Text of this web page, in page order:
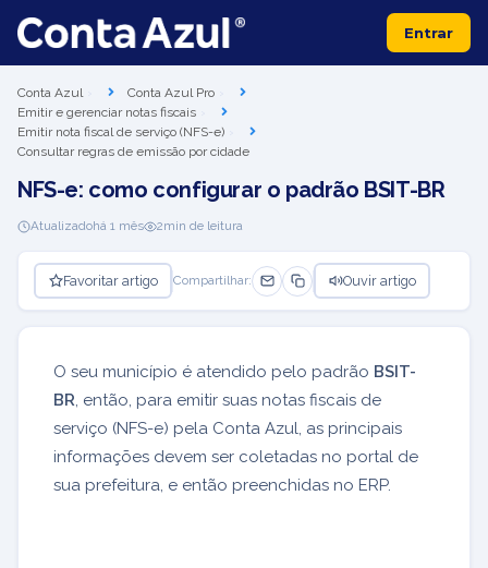
Entrar
Conta Azul
Conta Azul Pro
Emitir e gerenciar notas fiscais
Emitir nota fiscal de serviço (NFS-e)
Consultar regras de emissão por cidade
NFS-e: como configurar o padrão BSIT-BR
Atualizadohá 1 mês 2min de leitura
Favoritar artigo Compartilhar: Ouvir artigo
O seu município é atendido pelo padrão BSIT-
BR, então, para emitir suas notas fiscais de
serviço (NFS-e) pela Conta Azul, as principais
informações devem ser coletadas no portal de
sua prefeitura, e então preenchidas no ERP.